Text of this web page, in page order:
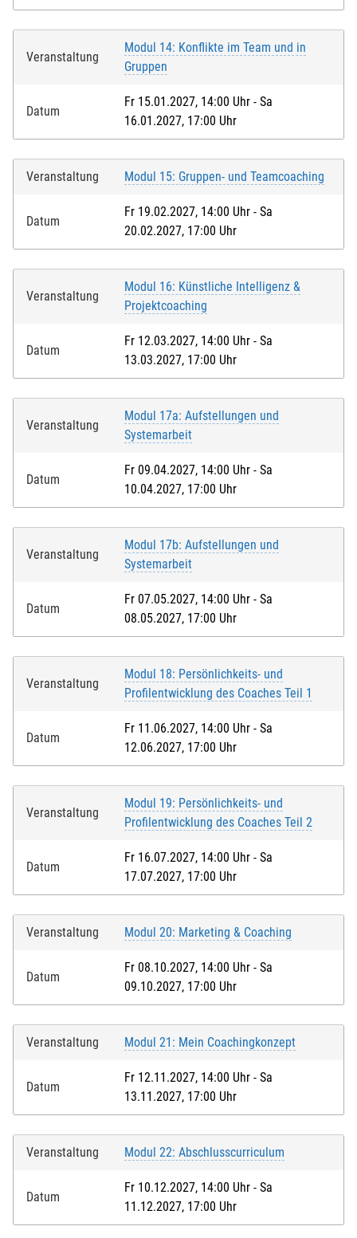
Veranstaltung
Modul 14: Konflikte im Team und in
Gruppen
Datum
Fr 15.01.2027, 14:00 Uhr - Sa
16.01.2027, 17:00 Uhr
Veranstaltung Modul 15: Gruppen- und Teamcoaching
Datum
Fr 19.02.2027, 14:00 Uhr - Sa
20.02.2027, 17:00 Uhr
Veranstaltung
Modul 16: Künstliche Intelligenz &
Projektcoaching
Datum
Fr 12.03.2027, 14:00 Uhr - Sa
13.03.2027, 17:00 Uhr
Veranstaltung
Modul 17a: Aufstellungen und
Systemarbeit
Datum
Fr 09.04.2027, 14:00 Uhr - Sa
10.04.2027, 17:00 Uhr
Veranstaltung
Modul 17b: Aufstellungen und
Systemarbeit
Datum
Fr 07.05.2027, 14:00 Uhr - Sa
08.05.2027, 17:00 Uhr
Veranstaltung
Modul 18: Persönlichkeits- und
Profilentwicklung des Coaches Teil 1
Datum
Fr 11.06.2027, 14:00 Uhr - Sa
12.06.2027, 17:00 Uhr
Veranstaltung
Modul 19: Persönlichkeits- und
Profilentwicklung des Coaches Teil 2
Datum
Fr 16.07.2027, 14:00 Uhr - Sa
17.07.2027, 17:00 Uhr
Veranstaltung Modul 20: Marketing & Coaching
Datum
Fr 08.10.2027, 14:00 Uhr - Sa
09.10.2027, 17:00 Uhr
Veranstaltung Modul 21: Mein Coachingkonzept
Datum
Fr 12.11.2027, 14:00 Uhr - Sa
13.11.2027, 17:00 Uhr
Veranstaltung Modul 22: Abschlusscurriculum
Datum
Fr 10.12.2027, 14:00 Uhr - Sa
11.12.2027, 17:00 Uhr